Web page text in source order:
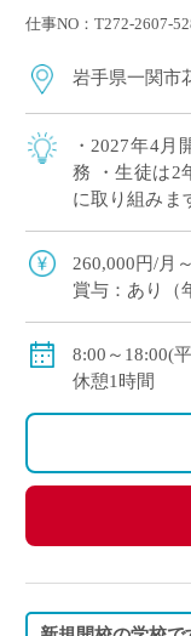
仕事NO：T272-2607-
岩手県一関市
・2027年4月
務 ・生徒は2
に取り組みま
ご興味がある
※月に1回程
260,000円/月
賞与：あり（
8:00～18:00(
休憩1時間